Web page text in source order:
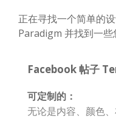
正在寻找一个简单的
Paradigm 并找到一些
Facebook 帖子
可定制的：
无论是内容、颜色